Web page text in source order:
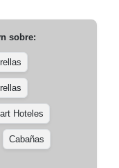
sobre:
Hoteles
Cabañas